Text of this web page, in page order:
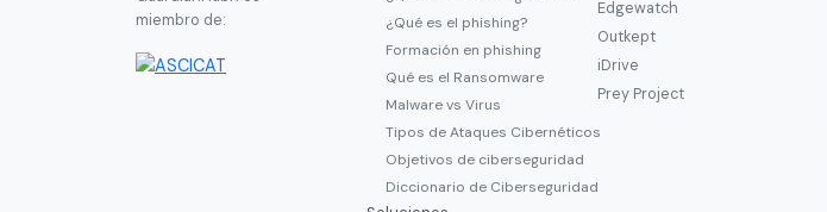
miembro de:
¿Qué es el phishing?
Formación en phishing
Qué es el Ransomware
Malware vs Virus
Tipos de Ataques Cibernéticos
Objetivos de ciberseguridad
Diccionario de Ciberseguridad
Edgewatch
Outkept
iDrive
Prey Project